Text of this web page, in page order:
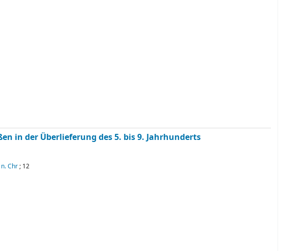
in der Überlieferung des 5. bis 9. Jahrhunderts
Chr; 12